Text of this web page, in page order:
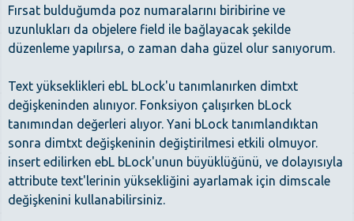
Fırsat bulduğumda poz numaralarını biribirine ve
uzunlukları da objelere field ile bağlayacak şekilde
düzenleme yapılırsa, o zaman daha güzel olur sanıyorum.
Text yükseklikleri ebL bLock'u tanımlanırken dimtxt
değişkeninden alınıyor. Fonksiyon çalışırken bLock
tanımından değerleri alıyor. Yani bLock tanımlandıktan
sonra dimtxt değişkeninin değiştirilmesi etkili olmuyor.
insert edilirken ebL bLock'unun büyüklüğünü, ve dolayısıyla
attribute text'lerinin yüksekliğini ayarlamak için dimscale
değişkenini kullanabilirsiniz.